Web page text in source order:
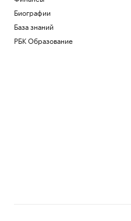
Биографии
База знаний
РБК Образование